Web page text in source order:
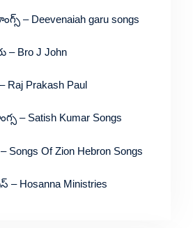
– Deevenaiah garu songs
– Bro J John
Prakash Paul
– Satish Kumar Songs
Of Zion Hebron Songs
Hosanna Ministries